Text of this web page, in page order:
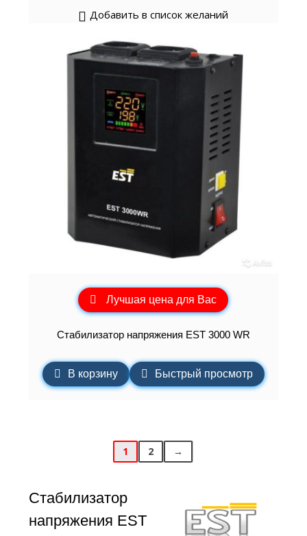
Добавить в список желаний
Лучшая цена для Вас
Стабилизатор напряжения EST 3000 WR
В корзину Быстрый просмотр
1 2 →
Cтабилизатор
напряжения EST